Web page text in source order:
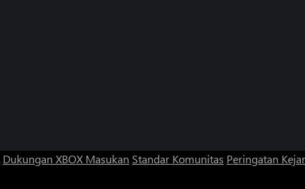
Dukungan XBOX Masukan Standar Komunitas Peringatan